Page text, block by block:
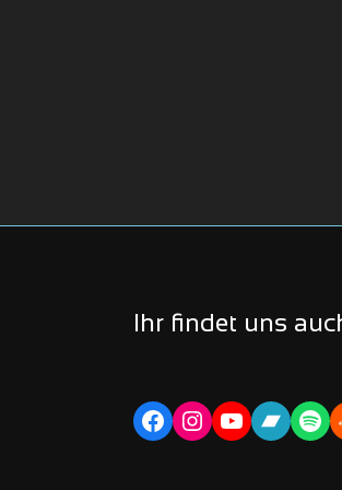
Ihr findet uns
Facebook
Instagram
YouTube